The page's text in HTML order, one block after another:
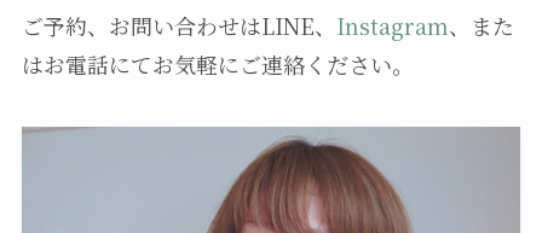
ご予約、お問い合わせはLINE、 Instagram、また
はお電話にてお気軽にご連絡ください。